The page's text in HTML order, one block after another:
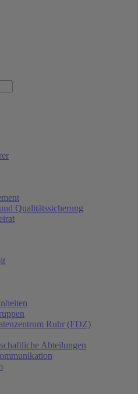
Qualitätssicherung
Ruhr (FDZ)
Abteilungen